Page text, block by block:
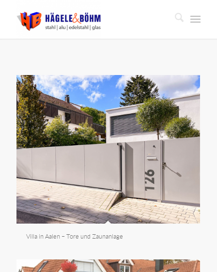
Villa in Aalen – Tore und Zaunanlage